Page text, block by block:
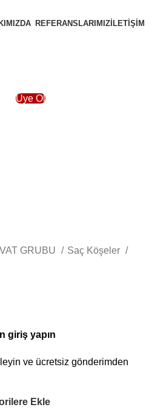
REFERANSLARIMIZ İLETIŞIM
Üye Ol
GRUBU
Saç Köşeler
giriş yapın
ve ücretsiz gönderimden
Ekle